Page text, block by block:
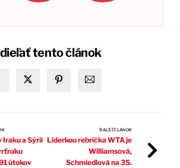
tento článok
Iraku a Sýrii
útokov
ĎALŠÍ ČLÁNOK
Líderkou rebríčka WTA je
Williamsová,
Schmiedlová na 35.